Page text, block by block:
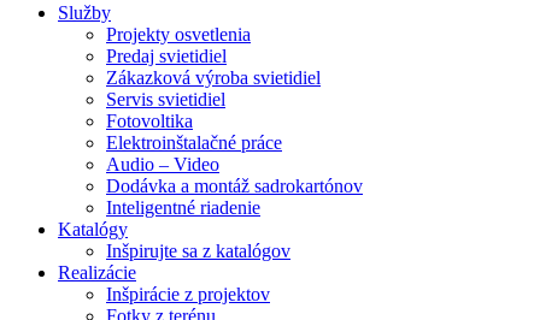
Služby
Projekty osvetlenia
Predaj svietidiel
Zákazková výroba svietidiel
Servis svietidiel
Fotovoltika
Elektroinštalačné práce
Audio – Video
Dodávka a montáž sadrokartónov
Inteligentné riadenie
Katalógy
Inšpirujte sa z katalógov
Realizácie
Inšpirácie z projektov
Fotky z terénu